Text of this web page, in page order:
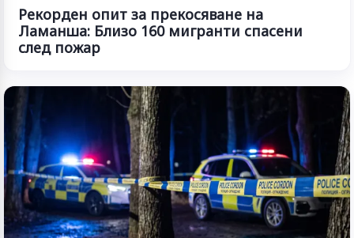
Рекорден опит за прекосяване на
Ламанша: Близо 160 мигранти спасени
след пожар